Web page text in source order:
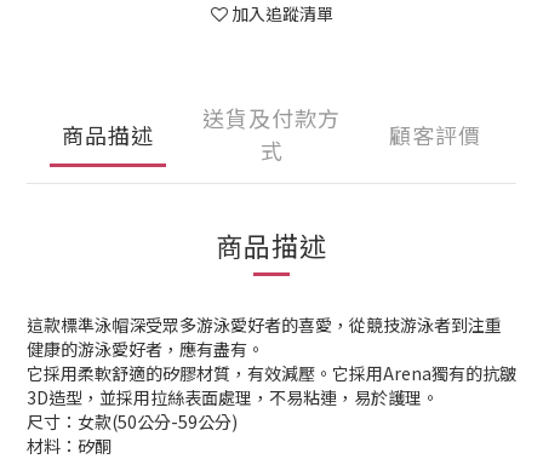
加入追蹤清單
商品描述
送貨及付款方
式
顧客評價
商品描述
這款標準泳帽深受眾多游泳愛好者的喜愛，從競技游泳者到注重
健康的游泳愛好者，應有盡有。
它採用柔軟舒適的矽膠材質，有效減壓。它採用Arena獨有的抗皺
3D造型，並採用拉絲表面處理，不易粘連，易於護理。
尺寸：女款(50公分-59公分)
材料：矽酮